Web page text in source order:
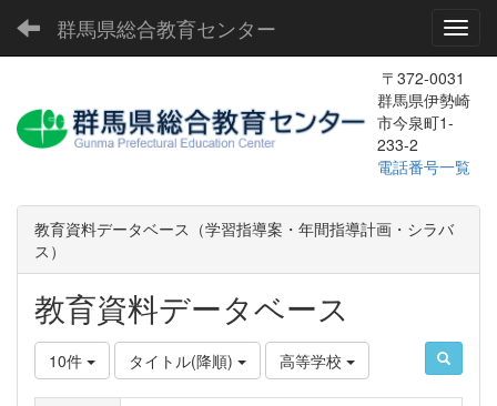
群馬県総合教育センター
〒372-0031
群馬県伊勢崎
市今泉町1-
233-2
電話番号一覧
教育資料データベース（学習指導案・年間指導計画・シラバ
ス）
教育資料データベース
10件 タイトル(降順) 高等学校